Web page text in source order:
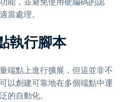
當處理。
執行腳本
端點上進行擴展，但這並非不
以創建可靠地在多個端點中運
的自動化。